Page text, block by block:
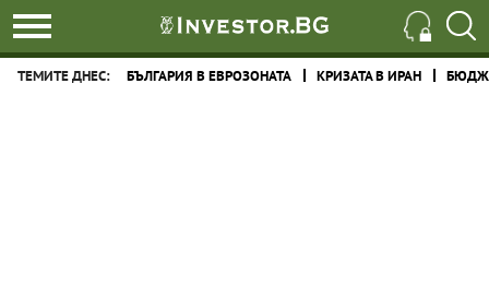
ТЕМИТЕ ДНЕС: БЪЛГАРИЯ В ЕВРОЗОНАТА КРИЗАТА В ИРАН